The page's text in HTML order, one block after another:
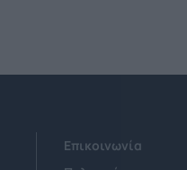
Επικοινωνία